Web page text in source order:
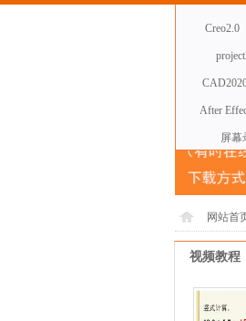
Creo2.0
After
屏幕
网站首
视频教程